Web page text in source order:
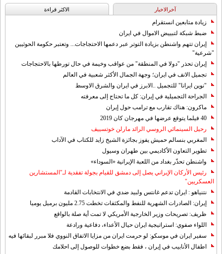
آخرالاخبار الاکثر قراءة
زيادة متابعين انستقرام
ضبط شبكة لتبييض الاموال في ايران
إيران تتهم واشنطن بزيادة التوتر عبر دعمها الاحتجاجات... وتعتبر حكومة الحوثيين
"شرعية"
إيران تحذر "دولا في المنطقة" من عواقب وخيمة في حال تورطها بالاحتجاجات
تجميل الانف في ايران؛ وجهة الجمال الأكثر شعبية في العالم
"نوين ايرانا" للتجميل ..الابرز في ايران والشرق الاوسط
الجراحة التجميلية في إيران: كل ما تحتاج إلى معرفته
ماكرون: هناك تقارب مع ترامب حول إيران
40 فيلما يتوقع عرضها في مهرجان كان 2019
رحيل السينمائي الروسي الرائد مارلن خوتسييف
المغربي بنسالم حميش يفوز بجائزة الشيخ زايد للكتاب في الآداب
تطوير التعاون الأكاديمي بين طهران وسيول
واشنطن تحذّر بغداد من اللعبة الإيرانية «السوداء»
رئيس الأركان الإيراني يصل إلى دمشق للقيام بجولة تفقدية لـ"المستشارين
العسكريين"
نتنياهو : ايران تدعم غانتس ولبيد ضدي في الانتخابات القادمة
إيران: الصادرات الشهریة للنفط والمكثفات تخطت 2.75 مليون برميل يوميا
ظريف: تصريحات وزير الخارجية الأمريكي لا تمت أية صلة بالواقع
اللواء صفوي: استراتيجية ايران حيال الأعداء، دفاعية ورادعة
سفير ايران في موسكو: لو حرمت ايران من مزايا الاتفاق النووي فلا مبرر لبقائها فيه
اطفال الأنابيب في إيران ، فقط بضع خطوات للوصول إلى احلامك